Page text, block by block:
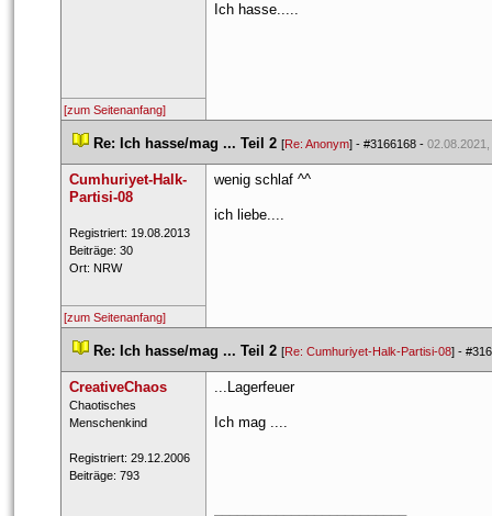
Ich hasse.....
[zum Seitenanfang]
Re: Ich hasse/mag ... Teil 2 [Re: Anonym] - #3166168 -
Cumhuriyet-Halk-
Partisi-08
Registriert: 19.08.2013
Beiträge: 30
Ort: NRW
wenig schlaf ^^
ich liebe....
[zum Seitenanfang]
Re: Ich hasse/mag ... Teil 2 [Re: Cumhuriyet-Halk-Partisi-08] -
CreativeChao
​Chaotisches
Menschenkind
Registriert: 29.12.2006
Beiträge: 793
...Lagerfeuer
Ich mag ....